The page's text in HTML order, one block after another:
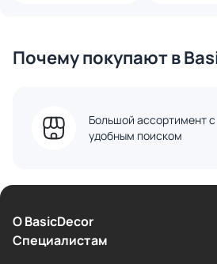
Почему покупают в
Большой ассортимент с
удобным поиском
О BasicDecor
Cпециалистам